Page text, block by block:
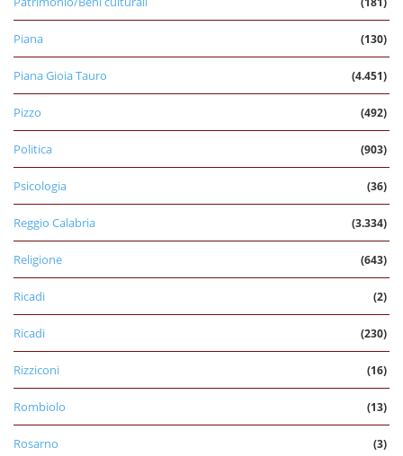
Piana (130)
Piana Gioia Tauro (4.451)
Pizzo (492)
Politica (903)
Psicologia (36)
Reggio Calabria (3.334)
Religione (643)
Ricadi (2)
Ricadi (230)
Rizziconi (16)
Rombiolo (13)
Rosarno (3)